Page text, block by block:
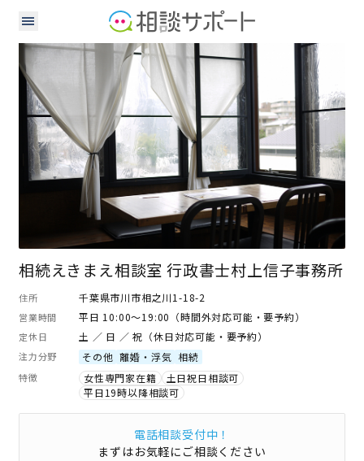
相続えきまえ相談室 行政書士村上信子事務所
住所 千葉県市川市相之川1-18-2
営業時間 平日 10:00～19:00（時間外対応可能・要予約）
定休日 土 ／ 日 ／ 祝（休日対応可能・要予約）
注力分野 その他 離婚・浮気 相続
特徴 女性専門家在籍
土日祝日相談可
平日19時以降相談可
電話相談受付中！
まずはお気軽にご相談ください